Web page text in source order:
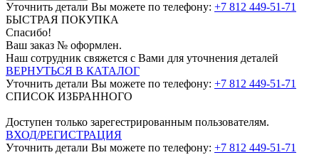
Уточнить детали Вы можете по телефону: +7 812 449-51-71
БЫСТРАЯ ПОКУПКА
Спасибо!
Ваш заказ № оформлен.
Наш сотрудник свяжется с Вами для уточнения деталей
ВЕРНУТЬСЯ В КАТАЛОГ
Уточнить детали Вы можете по телефону: +7 812 449-51-71
СПИСОК ИЗБРАННОГО
Доступен только зарегестрированным пользователям.
ВХОД/РЕГИСТРАЦИЯ
Уточнить детали Вы можете по телефону: +7 812 449-51-71